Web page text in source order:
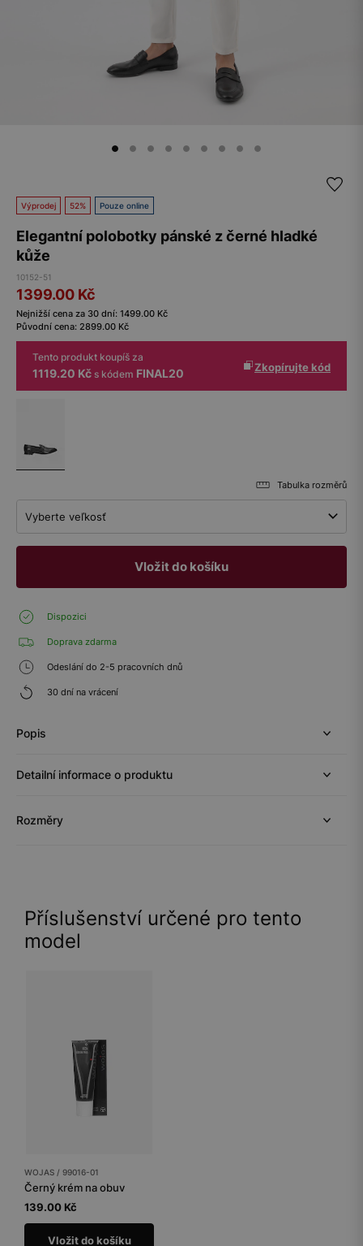
Výprodej 52% Pouze online
Elegantní polobotky pánské z černé hladké
kůže
10152-51
1399.00 Kč
Nejnižší cena za 30 dní: 1499.00 Kč
Původní cena: 2899.00 Kč
Tento produkt koupíš za
1119.20 Kč s kódem FINAL20 Zkopírujte kód
Tabulka rozměrů
Vyberte veľkosť
Vložit do košíku
Dispozici
Doprava zdarma
Odeslání do 2-5 pracovních dnů
30 dní na vrácení
Popis
Detailní informace o produktu
Rozměry
Příslušenství určené pro tento
model
WOJAS / 99016-01
Černý krém na obuv
139.00 Kč
Vložit do košíku